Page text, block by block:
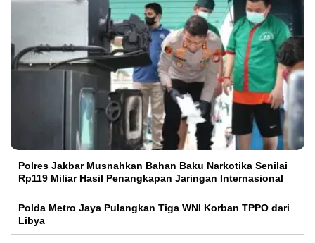
Polres Jakbar Musnahkan Bahan Baku Narkotika Senilai
Rp119 Miliar Hasil Penangkapan Jaringan Internasional
Polda Metro Jaya Pulangkan Tiga WNI Korban TPPO dari
Libya